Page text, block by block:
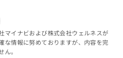
マイナビおよび株式会社ウェルネスが
な情報に努めておりますが、内容を完
。